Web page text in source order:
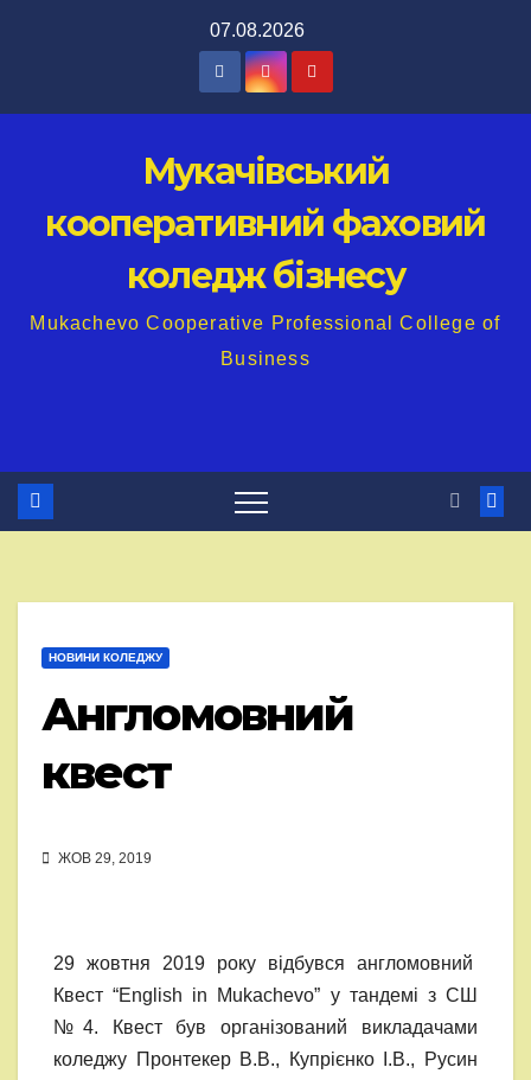
07.08.2026
Мукачівський
кооперативний фаховий
коледж бізнесу
Mukachevo Cooperative Professional College of
Business
НОВИНИ КОЛЕДЖУ
Англомовний
квест
ЖОВ 29, 2019
29 жовтня 2019 року відбувся англомовний
Квест “English in Mukachevo” у тандемі з СШ
№4. Квест був організований викладачами
коледжу Пронтекер В.В., Купрієнко І.В., Русин